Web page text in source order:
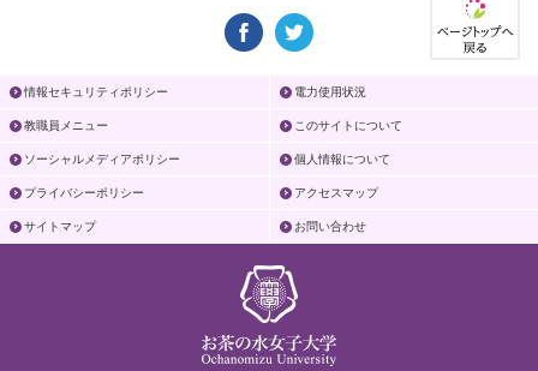
情報セキュリティポリシー 電力使用状況
教職員メニュー このサイトについて
ソーシャルメディアポリシー 個人情報について
プライバシーポリシー アクセスマップ
サイトマップ お問い合わせ